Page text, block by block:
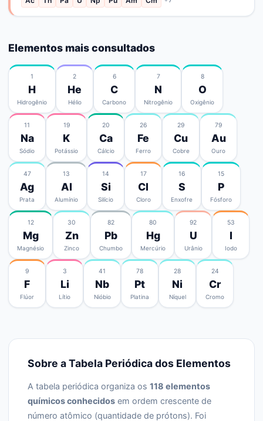
Elementos mais consultados
1
H
Hidrogênio
2
He
Hélio
6
C
Carbono
7
N
Nitrogênio
8
O
Oxigênio
11
Na
Sódio
19
K
Potássio
20
Ca
Cálcio
26
Fe
Ferro
29
Cu
Cobre
79
Au
Ouro
47
Ag
Prata
13
Al
Alumínio
14
Si
Silício
17
Cl
Cloro
16
S
Enxofre
15
P
Fósforo
12
Mg
Magnésio
30
Zn
Zinco
82
Pb
Chumbo
80
Hg
Mercúrio
92
U
Urânio
53
I
Iodo
9
F
Flúor
3
Li
Lítio
41
Nb
Nióbio
78
Pt
Platina
28
Ni
Níquel
24
Cr
Cromo
Sobre a Tabela Periódica dos Elementos
A tabela periódica organiza os 118 elementos
químicos conhecidos em ordem crescente de
número atômico (quantidade de prótons). Foi